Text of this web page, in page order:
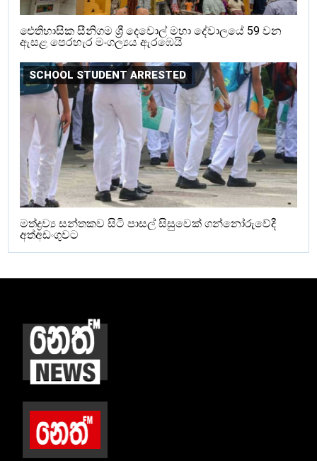
ඓතිහාසික සීනිගම ශ්‍රී දෙවොල් මහා දේවාලයේ 59 වන
ඇසළ පෙරහැර මංගල්‍යය ඇරඹෙයි
SCHOOL STUDENT ARRESTED
මත්ද්‍රව්‍ය සන්තකව සිටි පාසල් සිසුවෙක් ගන්නෝරුවේදී
අත්අඩංගුවට